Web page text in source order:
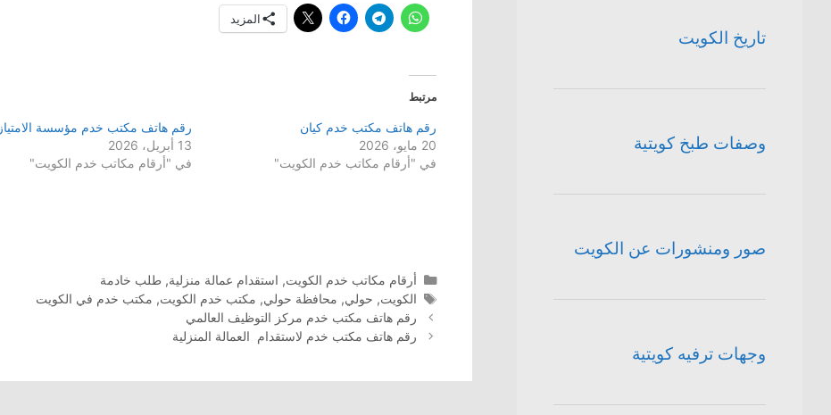
المزيد
مرتبط
رقم هاتف مكتب خدم كيان
20 مايو، 2026
في "أرقام مكاتب خدم الكويت"
رقم هاتف مكتب خدم مؤسسة الامتياز
13 أبريل، 2026
في "أرقام مكاتب خدم الكويت"
التصنيفات
أرقام مكاتب خدم الكويت, استقدام عمالة منزلية, طلب خادمة
الوسوم
الكويت, حولي, محافظة حولي, مكتب خدم الكويت, مكتب خدم في الكويت
رقم هاتف مكتب خدم مركز التوظيف العالمي
رقم هاتف مكتب خدم لاستقدام العمالة المنزلية
تاريخ الكويت
وصفات طبخ كويتية
صور ومنشورات عن الكويت
وجهات ترفيه كويتية